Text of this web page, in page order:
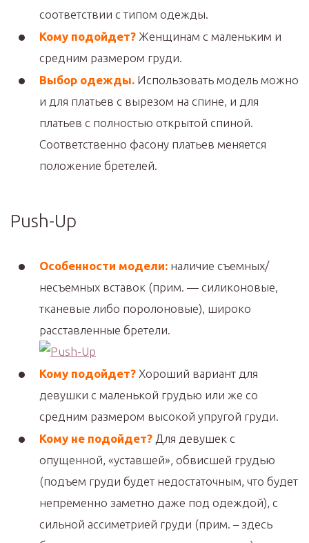
соответствии с типом одежды.
Кому подойдет? Женщинам с маленьким и
средним размером груди.
Выбор одежды. Использовать модель можно
и для платьев с вырезом на спине, и для
платьев с полностью открытой спиной.
Соответственно фасону платьев меняется
положение бретелей.
Push-Up
Особенности модели: наличие съемных/
несъемных вставок (прим. — силиконовые,
тканевые либо поролоновые), широко
расставленные бретели.
Кому подойдет? Хороший вариант для
девушки с маленькой грудью или же со
средним размером высокой упругой груди.
Кому не подойдет? Для девушек с
опущенной, «уставшей», обвисшей грудью
(подъем груди будет недостаточным, что будет
непременно заметно даже под одеждой), с
сильной ассиметрией груди (прим. – здесь